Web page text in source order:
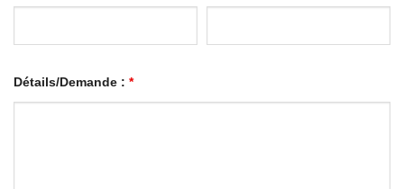
Détails/Demande : *